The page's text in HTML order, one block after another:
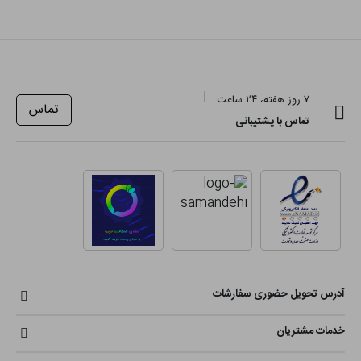
۷ روز هفته، ۲۴ ساعت
تماس با پشتیبانی
تماس
آدرس تحویل حضوری سفارشات
خدمات مشتریان